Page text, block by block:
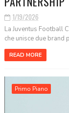
1/19/2026
La Juventus Football
che unisce due brand
READ MORE
Primo Piano